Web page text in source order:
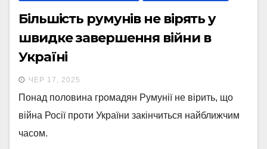
Більшість румунів не вірять у
швидке завершення війни в
Україні
ЧЕР 17, 2025
Понад половина громадян Румунії не вірить, що
війна Росії проти України закінчиться найближчим
часом.